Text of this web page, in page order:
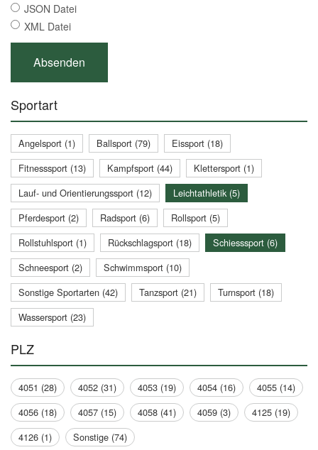
JSON Datei
XML Datei
Sportart
Angelsport (1) Ballsport (79)
Eissport (18)
Fitnesssport (13)
Kampfsport (44)
Klettersport (1)
Lauf- und Orientierungssport (12)
Leichtathletik (5)
Pferdesport (2)
Radsport (6)
Rollsport (5)
Rollstuhlsport (1)
Rückschlagsport (18)
Schiesssport (6)
Schneesport (2)
Schwimmsport (10)
Sonstige Sportarten (42)
Tanzsport (21)
Turnsport (18)
Wassersport (23)
PLZ
4051 (28) 4052 (31) 4053 (19) 4054 (16)
4055 (14)
4056 (18)
4057 (15) 4058 (41) 4059 (3)
4125 (19)
4126 (1)
Sonstige (74)